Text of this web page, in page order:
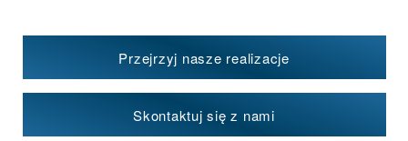
Przejrzyj nasze realizacje
Skontaktuj się z nami